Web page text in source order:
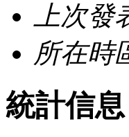
上次發
所在時
統計信息